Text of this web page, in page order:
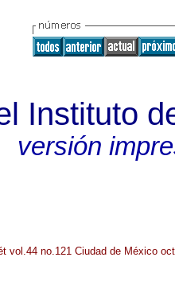
Instituto
versión
vol.44 no.121 Ciudad de México